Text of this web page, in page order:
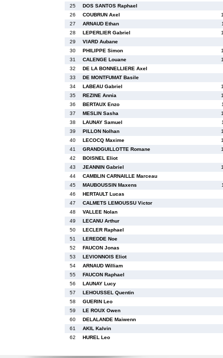
25
DOS SANTOS Raphael
26
COUBRUN Axel
27
ARNAUD Ethan
28
LEPERLIER Gabriel
29
VIARD Aubane
30
PHILIPPE Simon
31
CALENGE Louane
32
DE LA BONNELLIERE Axel
33
DE MONTFUMAT Basile
34
LABEAU Gabriel
35
REZINE Annia
36
BERTAUX Enzo
37
MESLIN Sasha
38
LAUNAY Samuel
39
PILLON Nolhan
40
LECOCQ Maxime
41
GRANDGUILLOTTE Romane
42
BOISNEL Eliot
43
JEANNIN Gabriel
44
CAMBLIN CARNAILLE Marceau
45
MAUBOUSSIN Maxens
46
HERTAULT Lucas
47
CALMETS LEMOUSSU Victor
48
VALLEE Nolan
49
LECANU Arthur
50
LECLER Raphael
51
LEREDDE Noe
52
FAUCON Jonas
53
LEVIONNOIS Eliot
54
ARNAUD William
55
FAUCON Raphael
56
LAUNAY Lucy
57
LEHOUSSEL Quentin
58
GUERIN Leo
59
LE ROUX Owen
60
DELALANDE Maiwenn
61
AKIL Kalvin
62
HUREL Leo